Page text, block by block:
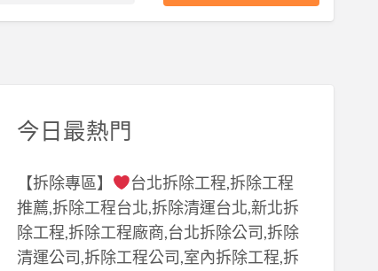
今日最熱門
【拆除專區】
台北拆除工程,拆除工程
推薦,拆除工程台北,拆除清運台北,新北拆
除工程,拆除工程廠商,台北拆除公司,拆除
清運公司,拆除工程公司,室內拆除工程,拆